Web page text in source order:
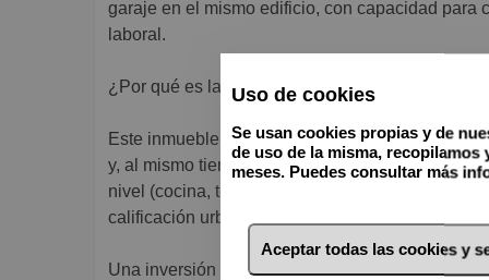
garaje en el mismo edificio, con capacidad para
laboral.
¿Por qué es la compra perfecta para un
Este inmueble te permite establecer legalmente
y, al mismo tiempo, disfrutar de un espacio con
nivel (cocina, terrazas Lumon, baños
calificación urbanística actual.
Una inversión de presente con una proyección
Uso de cookies
Se usan cookies propias y de
de uso de la misma,
meses. Puedes consultar más
Aceptar todas las cookies y